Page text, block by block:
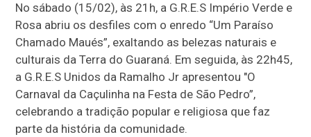
No sábado (15/02), às 21h, a G.R.E.S Império Verde e
Rosa abriu os desfiles com o enredo “Um Paraíso
Chamado Maués”, exaltando as belezas naturais e
culturais da Terra do Guaraná. Em seguida, às 22h45,
a G.R.E.S Unidos da Ramalho Jr apresentou "O
Carnaval da Caçulinha na Festa de São Pedro”,
celebrando a tradição popular e religiosa que faz
parte da história da comunidade.